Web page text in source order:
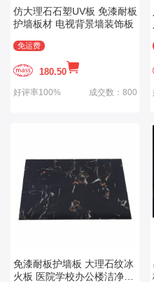
仿大理石石塑UV板 免漆耐板
护墙板材 电视背景墙装饰板
免运费
180.50
好评率100% 成交数：800
免漆耐板护墙板 大理石纹冰
火板 医院学校办公楼洁净石